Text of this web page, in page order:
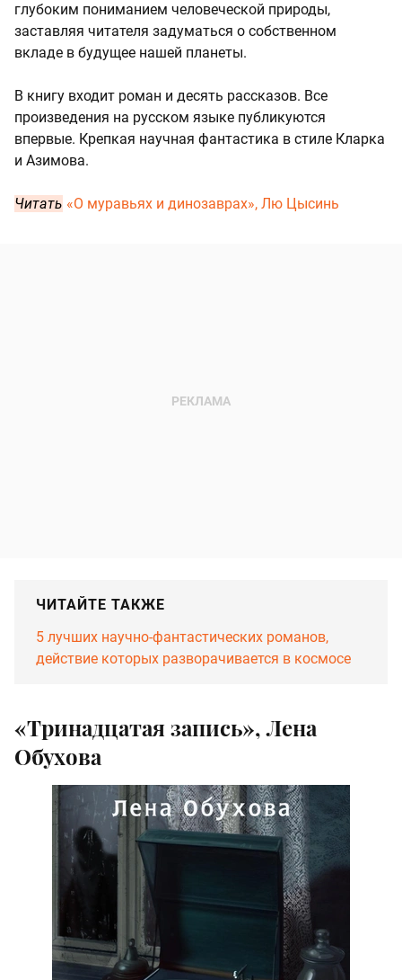
глубоким пониманием человеческой природы,
заставляя читателя задуматься о собственном
вкладе в будущее нашей планеты.
В книгу входит роман и десять рассказов. Все
произведения на русском языке публикуются
впервые. Крепкая научная фантастика в стиле Кларка
и Азимова.
Читать «О муравьях и динозаврах», Лю Цысинь
ЧИТАЙТЕ ТАКЖЕ
5 лучших научно-фантастических романов,
действие которых разворачивается в космосе
«Тринадцатая запись», Лена
Обухова